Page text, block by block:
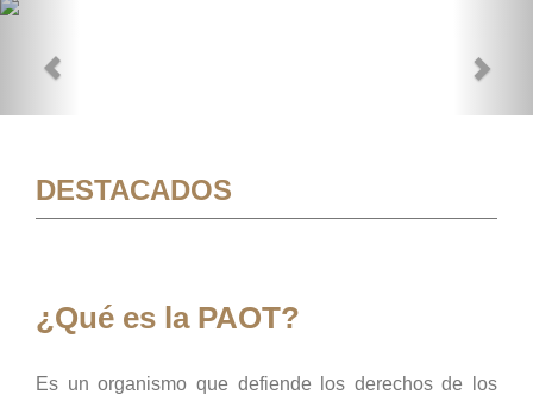
DESTACADOS
¿Qué es la PAOT?
Es un organismo que defiende los derechos de los